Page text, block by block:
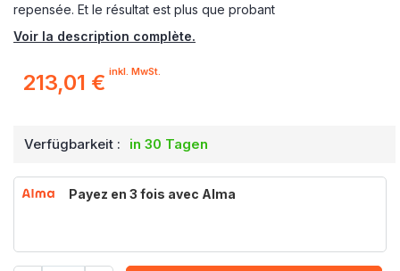
repensée. Et le résultat est plus que probant
Voir la description complète.
213,01 € inkl. MwSt.
Verfügbarkeit : in 30 Tagen
Payez en 3 fois avec Alma